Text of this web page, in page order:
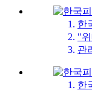
한
"
관
한